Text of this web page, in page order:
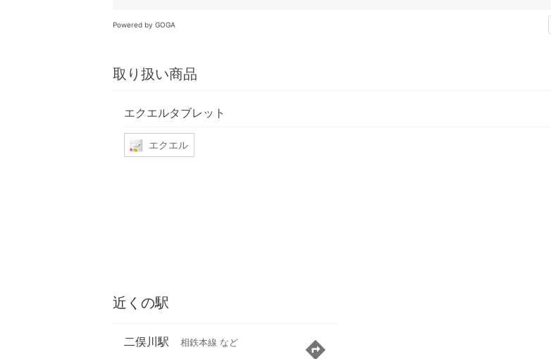
Powered by GOGA
取り扱い商品
エクエルタブレット
エクエル
近くの駅
二俣川駅 相鉄本線 など